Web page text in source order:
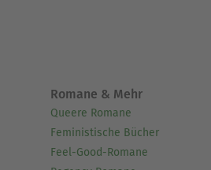
Romane & Mehr
Queere Romane
Feministische Bücher
Feel-Good-Romane